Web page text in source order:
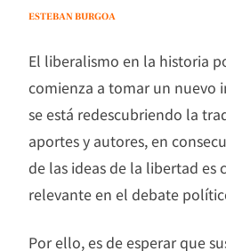
ESTEBAN BURGOA
El liberalismo en la historia
comienza a tomar un nuevo
se está redescubriendo la
aportes y autores, en
de las ideas de la libertad es
relevante en el debate
Por ello, es de esperar que